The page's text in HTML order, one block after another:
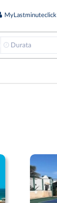
MyLastminuteclick
Durata